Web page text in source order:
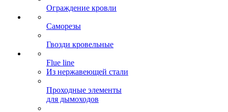
Ограждение кровли
Саморезы
Гвозди кровельные
Flue line
Из нержавеющей стали
Проходные элементы
для дымоходов